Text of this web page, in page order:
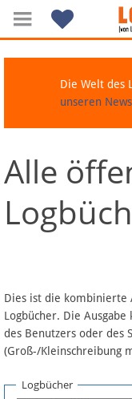
Navigation
Über Lobbypedia
Artikel nach
FAQ
Die Welt des
unseren
Alle
Dies ist die kombinierte
Logbücher. Die Ausgabe
des Benutzers oder des
(Groß-/Kleinschreibung
Logbücher